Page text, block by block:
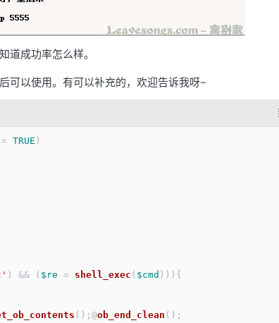
成功率怎么样。
以使用。有可以补充的，欢迎告诉我呀~
= TRUE )
) && ( $re = shell_exec ( $cmd ))){
();@ob_end_clean ();